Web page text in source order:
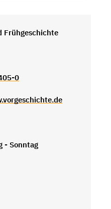
Frühgeschichte
0
- Sonntag